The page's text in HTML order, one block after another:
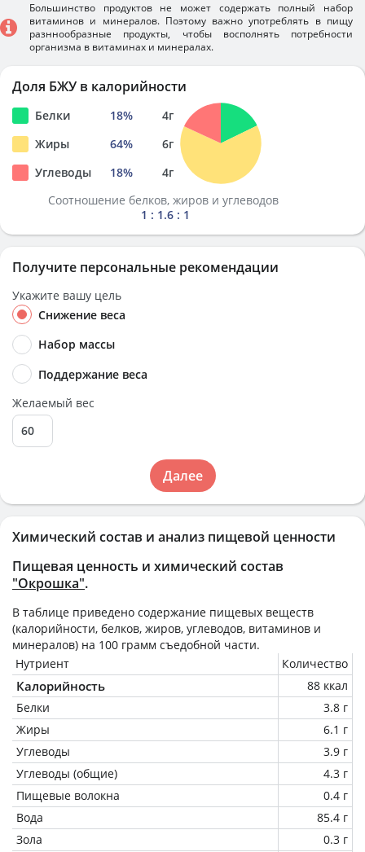
Химический состав и анализ пищевой ценности
Пищевая ценность и химический состав
"Окрошка".
В таблице приведено содержание пищевых веществ
(калорийности, белков, жиров, углеводов, витаминов и
минералов) на 100 грамм съедобной части.
Нутриент
Количество
Калорийность
88 ккал
Белки
3.8 г
Жиры
6.1 г
Углеводы
3.9 г
Углеводы (общие)
4.3 г
Пищевые волокна
0.4 г
Вода
85.4 г
Зола
0.3 г
Большинство продуктов не может содержать полный набор
витаминов и минералов. Поэтому важно употреблять в пищу
разннообразные продукты, чтобы восполнять потребности
организма в витаминах и минералах.
Доля БЖУ в калорийности
Белки 18% 4г
Жиры
64% 6г
Углеводы
18% 4г
Соотношение белков, жиров и углеводов
1 : 1.6 : 1
Получите персональные рекомендации
Укажите вашу цель
Снижение веса
Набор массы
Поддержание веса
Желаемый вес
Далее